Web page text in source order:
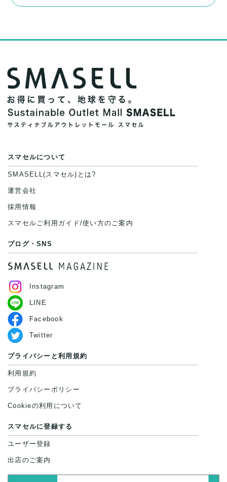
スマセルについて
SMASELL(スマセル)とは?
運営会社
採用情報
スマセルご利用ガイド/使い方のご案内
ブログ・SNS
Instagram
LINE
Facebook
Twitter
プライバシーと利用規約
利用規約
プライバシーポリシー
Cookieの利用について
スマセルに登録する
ユーザー登録
出店のご案内